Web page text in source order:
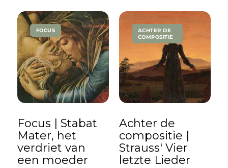
FOCUS
Focus | Stabat
Mater, het
verdriet van
een moeder
ACHTER DE
COMPOSITIE
Achter de
compositie |
Strauss' Vier
letzte Lieder